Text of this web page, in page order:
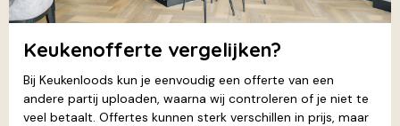
Keukenofferte vergelijken?
Bij Keukenloods kun je eenvoudig een offerte van een
andere partij uploaden, waarna wij controleren of je niet te
veel betaalt. Offertes kunnen sterk verschillen in prijs, maar